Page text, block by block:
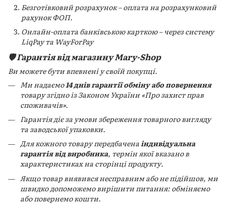
Безготівковий розрахунок – оплата на розрахунковий
рахунок ФОП.
Онлайн-оплата банківською карткою – через систему
LiqPay та WayForPay
🛡️ Гарантія від магазину Mary-Shop
Ви можете бути впевнені у своїй покупці.
Ми надаємо14 днів гарантії обміну або повернення
товару згідно із Законом України «Про захист прав
споживачів».
Гарантія діє за умови збереження товарного вигляду
та заводської упаковки.
Для кожного товару передбаченаіндивідуальна
гарантія від виробника, термін якої вказано в
характеристиках на сторінці продукту.
Якщо товар виявився несправним або не підійшов, ми
швидко допоможемо вирішити питання: обміняємо
або повернемо кошти.